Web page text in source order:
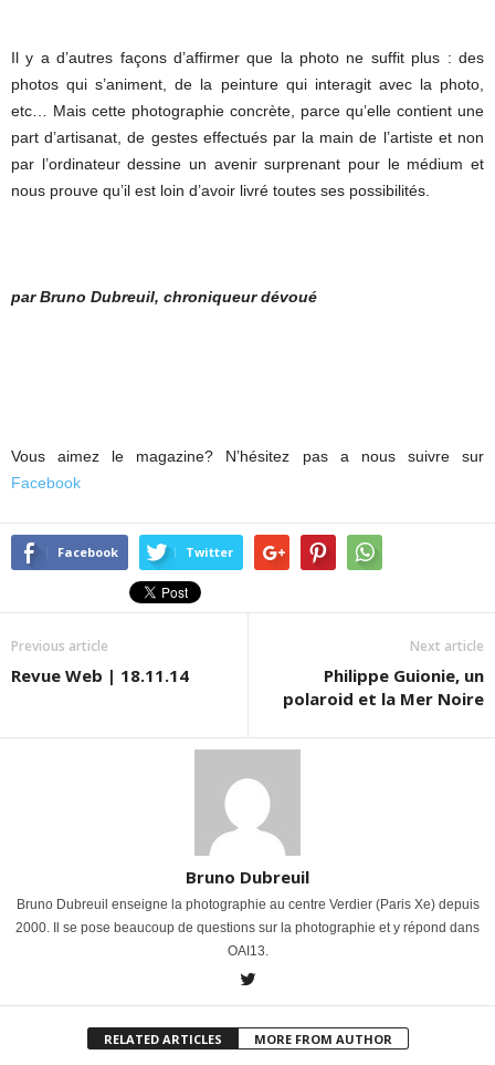
Il y a d’autres façons d’affirmer que la photo ne suffit plus : des
photos qui s’animent, de la peinture qui interagit avec la photo,
etc… Mais cette photographie concrète, parce qu’elle contient une
part d’artisanat, de gestes effectués par la main de l’artiste et non
par l’ordinateur dessine un avenir surprenant pour le médium et
nous prouve qu’il est loin d’avoir livré toutes ses possibilités.
par Bruno Dubreuil, chroniqueur dévoué
Vous aimez le magazine? N’hésitez pas a nous suivre sur
Facebook
Facebook Twitter
Previous article
Revue Web | 18.11.14
Next article
Philippe Guionie, un
polaroid et la Mer Noire
Bruno Dubreuil
Bruno Dubreuil enseigne la photographie au centre Verdier (Paris Xe) depuis
2000. Il se pose beaucoup de questions sur la photographie et y répond dans
OAI13.
RELATED ARTICLES MORE FROM AUTHOR